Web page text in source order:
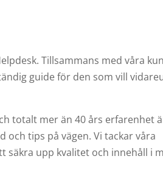
Tillsammans med våra
guide för den som vill
totalt mer än 40 års erfarenhet
och tips på vägen. Vi tackar våra
säkra upp kvalitet och innehåll i